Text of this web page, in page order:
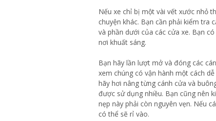
Nếu xe chỉ bị một vài vết xước nhỏ
chuyện khác. Bạn cần phải kiểm tra
và phần dưới của các cửa xe. Bạn
nơi khuất sáng.
Bạn hãy lần lượt mở và đóng các
xem chúng có vận hành một cách
hãy hơi nâng từng cánh cửa và
được sử dụng nhiều. Bạn cũng nên
nẹp này phải còn nguyên vẹn. Nếu
có thể sẽ rỉ vào.